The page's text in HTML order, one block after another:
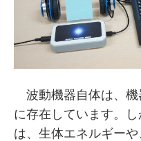
波動機器自体は、機
に存在しています。
は、生体エネルギー